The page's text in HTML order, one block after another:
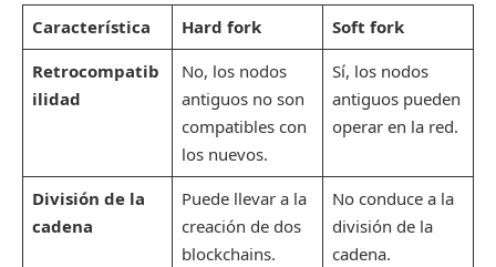
Característica Hard fork
Soft fork
Retrocompatib
ilidad
No, los nodos
antiguos no son
compatibles con
los nuevos.
Sí, los nodos
antiguos pueden
operar en la red.
División de la
cadena
Puede llevar a la
creación de dos
blockchains.
No conduce a la
división de la
cadena.